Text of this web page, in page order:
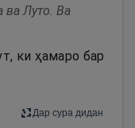
ва Луто. Ва
ки ҳамаро бар
Дар сура дидан